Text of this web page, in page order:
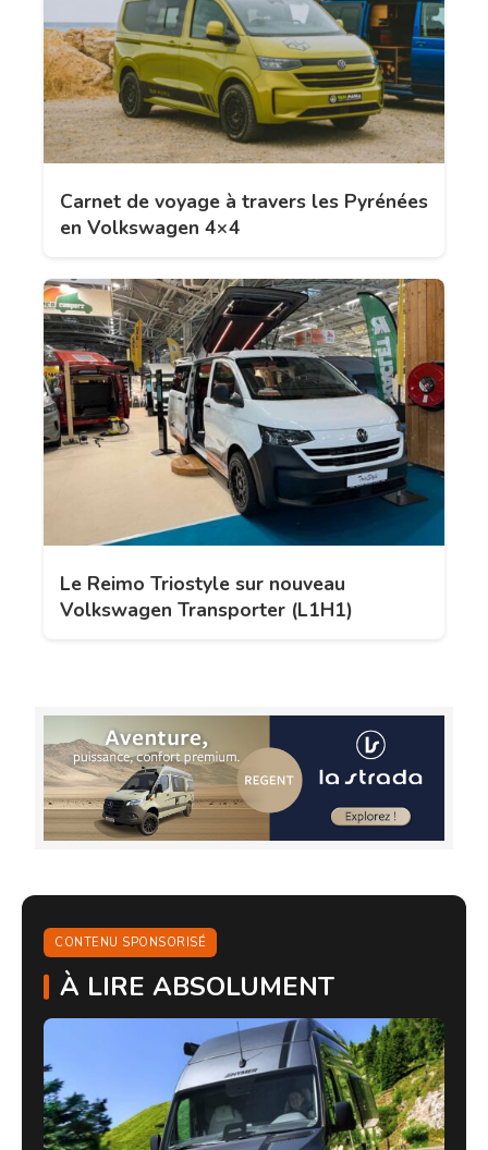
Carnet de voyage à travers les Pyrénées
en Volkswagen 4×4
Le Reimo Triostyle sur nouveau
Volkswagen Transporter (L1H1)
CONTENU SPONSORISÉ
À LIRE ABSOLUMENT